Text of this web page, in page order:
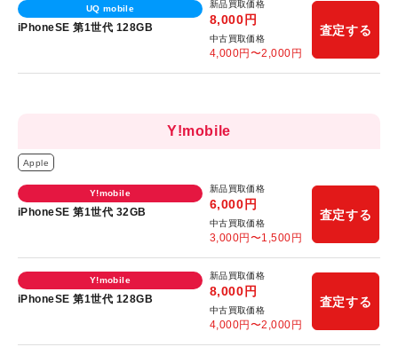
UQ mobile
iPhoneSE 第1世代 128GB
新品買取価格
8,000 円
中古買取価格
4,000円〜2,000 円
査定する
Y!mobile
Apple
Y!mobile
iPhoneSE 第1世代 32GB
新品買取価格
6,000 円
中古買取価格
3,000円〜1,500 円
査定する
Y!mobile
iPhoneSE 第1世代 128GB
新品買取価格
8,000 円
中古買取価格
4,000円〜2,000 円
査定する